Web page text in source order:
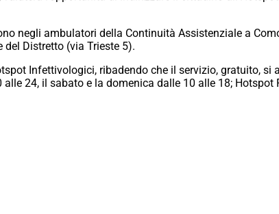
negli ambulatori della Continuità Assistenziale a
del Distretto (via Trieste 5).
Infettivologici, ribadendo che il servizio, gratuito,
24, il sabato e la domenica dalle 10 alle 18;